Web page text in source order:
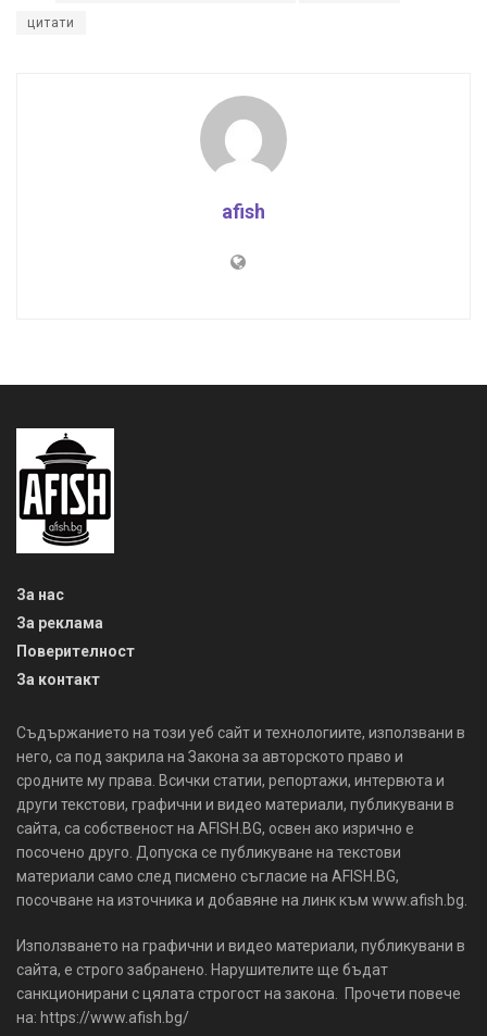
цитати
afish
За нас
За реклама
Поверителност
За контакт
Съдържанието на този уеб сайт и технологиите, използвани в
него, са под закрила на Закона за авторското право и
сродните му права. Всички статии, репортажи, интервюта и
други текстови, графични и видео материали, публикувани в
сайта, са собственост на AFISH.BG, освен ако изрично е
посочено друго. Допуска се публикуване на текстови
материали само след писмено съгласие на AFISH.BG,
посочване на източника и добавяне на линк към www.afish.bg.
Използването на графични и видео материали, публикувани в
сайта, е строго забранено. Нарушителите ще бъдат
санкционирани с цялата строгост на закона. Прочети повече
на: https://www.afish.bg/